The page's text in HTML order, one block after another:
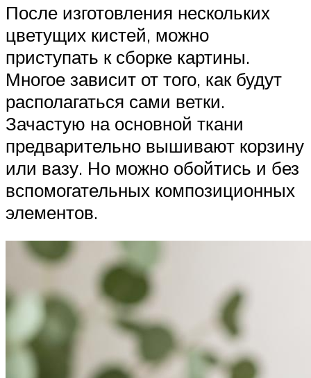
После изготовления нескольких
цветущих кистей, можно
приступать к сборке картины.
Многое зависит от того, как будут
располагаться сами ветки.
Зачастую на основной ткани
предварительно вышивают корзину
или вазу. Но можно обойтись и без
вспомогательных композиционных
элементов.